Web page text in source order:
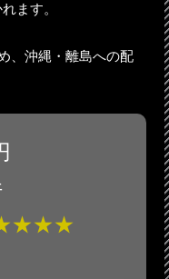
ます。
、沖縄・離島への配